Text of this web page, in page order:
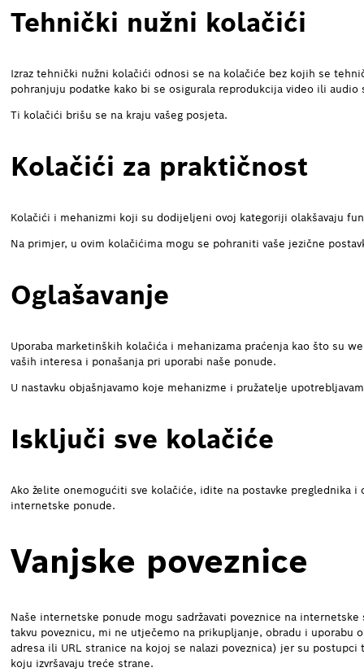
Tehnički nužni kolačići
Izraz tehnički nužni kolačići odnosi se na kolačiće bez kojih se
pohranjuju podatke kako bi se osigurala reprodukcija video ili audio
Ti kolačići brišu se na kraju vašeg posjeta.
Kolačići za praktičnost
Kolačići i mehanizmi koji su dodijeljeni ovoj kategoriji olakšavaju
Na primjer, u ovim kolačićima mogu se pohraniti vaše jezične
Oglašavanje
Uporaba marketinških kolačića i mehanizama praćenja kao što su
vaših interesa i ponašanja pri uporabi naše ponude.
U nastavku objašnjavamo koje mehanizme i pružatelje
Isključi sve kolačiće
Ako želite onemogućiti sve kolačiće, idite na postavke preglednika
internetske ponude.
Vanjske poveznice
Naše internetske ponude mogu sadržavati poveznice na
takvu poveznicu, mi ne utječemo na prikupljanje, obradu i
adresa ili URL stranice na kojoj se nalazi poveznica) jer su
koju izvršavaju treće strane.